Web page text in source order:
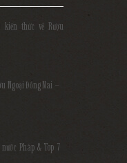
kiến thức về Rượu
Ngoại Đồng Nai –
Pháp & Top 7